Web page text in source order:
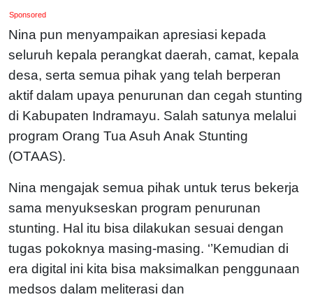
Sponsored
Nina pun menyampaikan apresiasi kepada
seluruh kepala perangkat daerah, camat, kepala
desa, serta semua pihak yang telah berperan
aktif dalam upaya penurunan dan cegah stunting
di Kabupaten Indramayu. Salah satunya melalui
program Orang Tua Asuh Anak Stunting
(OTAAS).
Nina mengajak semua pihak untuk terus bekerja
sama menyukseskan program penurunan
stunting. Hal itu bisa dilakukan sesuai dengan
tugas pokoknya masing-masing. ‘’Kemudian di
era digital ini kita bisa maksimalkan penggunaan
medsos dalam meliterasi dan